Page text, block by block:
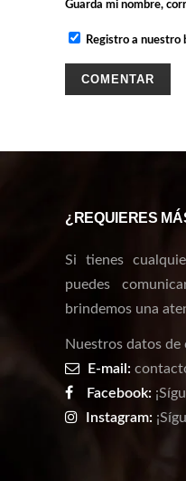
Guarda mi nombre,
Registro a nuestro
¿REQUIERES
Si tienes
puedes
brindemos una
Nuestros datos de
E-mail:
Facebook:
Instagram: